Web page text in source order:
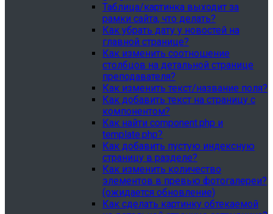
Таблица/картинка выходит за
рамки сайта, что делать?
Как убрать дату у новостей на
главной странице?
Как изменить соотношение
столбцов на детальной странице
преподавателя?
Как изменить текст/название поля?
Как добавить текст на страницу с
компонентом?
Как найти component.php и
template.php?
Как добавить пустую индексную
страницу в разделе?
Как изменить количество
элементов в превью фотогалереи?
(ожидается обновление)
Как сделать картинку обтекаемой